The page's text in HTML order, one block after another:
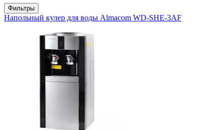
Фильтры
Напольный кулер для воды Almacom WD-SHE-3AF